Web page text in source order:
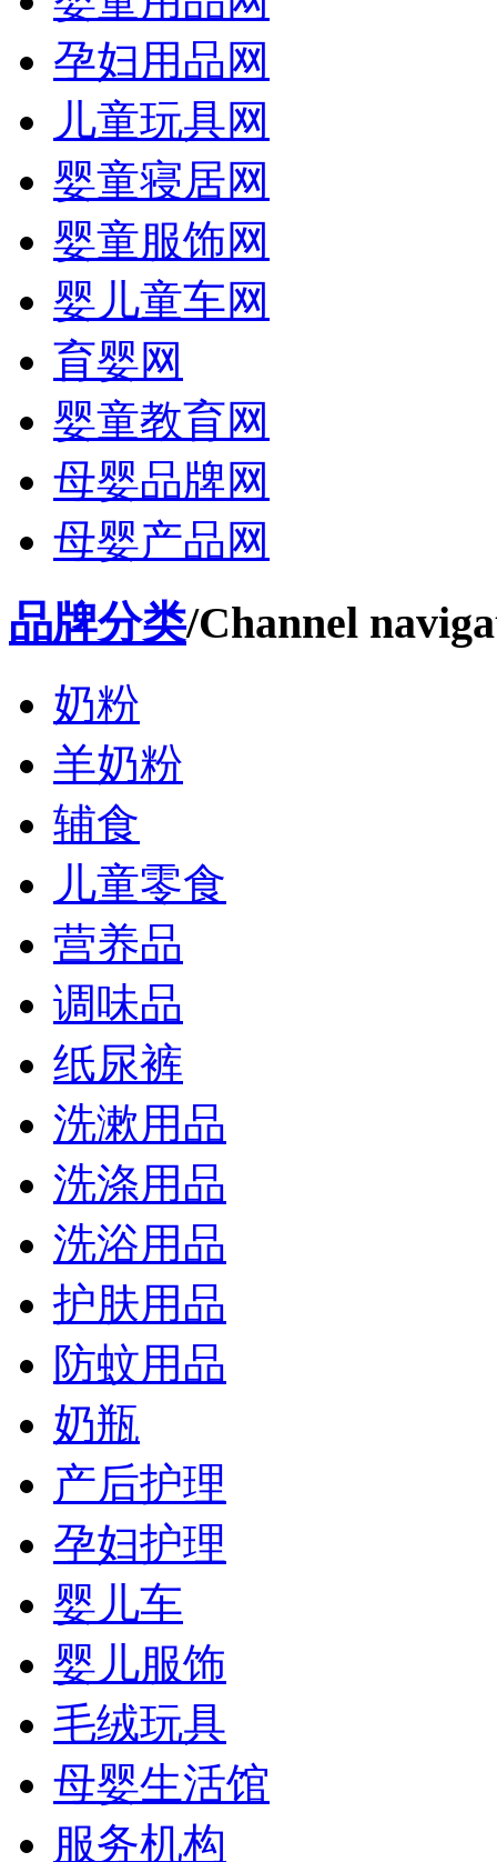
孕妇用品网
儿童玩具网
婴童寝居网
婴童服饰网
婴儿童车网
育婴网
婴童教育网
母婴品牌网
母婴产品网
品牌分类/Channel
奶粉
羊奶粉
辅食
儿童零食
营养品
调味品
纸尿裤
洗漱用品
洗涤用品
洗浴用品
护肤用品
防蚊用品
奶瓶
产后护理
孕妇护理
婴儿车
婴儿服饰
毛绒玩具
母婴生活馆
服务机构